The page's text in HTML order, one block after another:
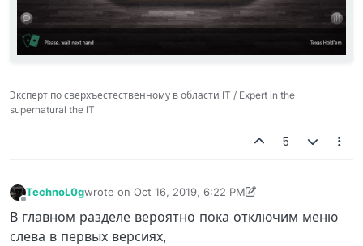
Эксперт по сверхъестественному в области IT / Expert in the
supernatural the IT
5
TechnoL0gwrote on Oct 16, 2019, 6:22 PM
last edited by TechnoL0gOct 16, 2019, 6:56 PM
В главном разделе вероятно пока отключим меню
слева в первых версиях,